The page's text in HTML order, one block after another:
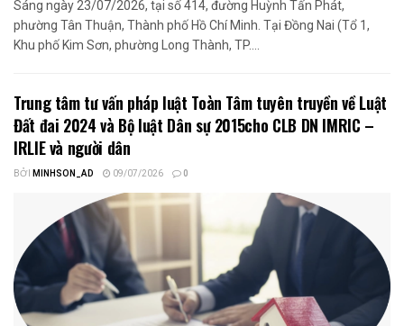
Sáng ngày 23/07/2026, tại số 414, đường Huỳnh Tấn Phát,
phường Tân Thuận, Thành phố Hồ Chí Minh. Tại Đồng Nai (Tổ 1,
Khu phố Kim Sơn, phường Long Thành, TP....
Trung tâm tư vấn pháp luật Toàn Tâm tuyên truyền về Luật
Đất đai 2024 và Bộ luật Dân sự 2015cho CLB DN IMRIC –
IRLIE và người dân
BỞI MINHSON_AD 09/07/2026 0